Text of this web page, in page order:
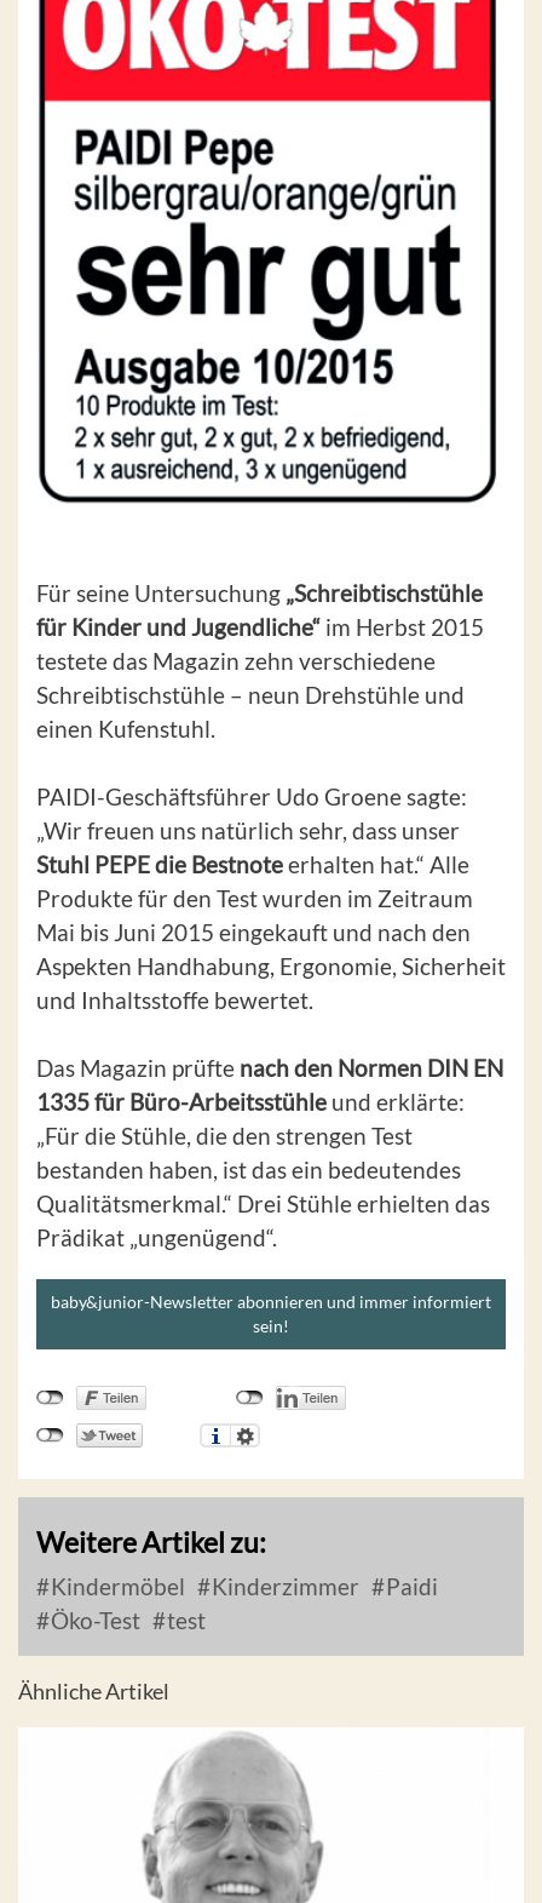
Für seine Untersuchung „Schreibtischstühle
für Kinder und Jugendliche“ im Herbst 2015
testete das Magazin zehn verschiedene
Schreibtischstühle – neun Drehstühle und
einen Kufenstuhl.
PAIDI-Geschäftsführer Udo Groene sagte:
„Wir freuen uns natürlich sehr, dass unser
Stuhl PEPE die Bestnoteerhalten hat.“ Alle
Produkte für den Test wurden im Zeitraum
Mai bis Juni 2015 eingekauft und nach den
Aspekten Handhabung, Ergonomie, Sicherheit
und Inhaltsstoffe bewertet.
Das Magazin prüfte nach den Normen DIN EN
1335 für Büro-Arbeitsstühle und erklärte:
„Für die Stühle, die den strengen Test
bestanden haben, ist das ein bedeutendes
Qualitätsmerkmal.“ Drei Stühle erhielten das
Prädikat „ungenügend“.
baby&junior-Newsletter abonnieren und immer informiert
sein!
Weitere Artikel zu:
Kindermöbel Kinderzimmer
Paidi
Öko-Test
test
Ähnliche Artikel